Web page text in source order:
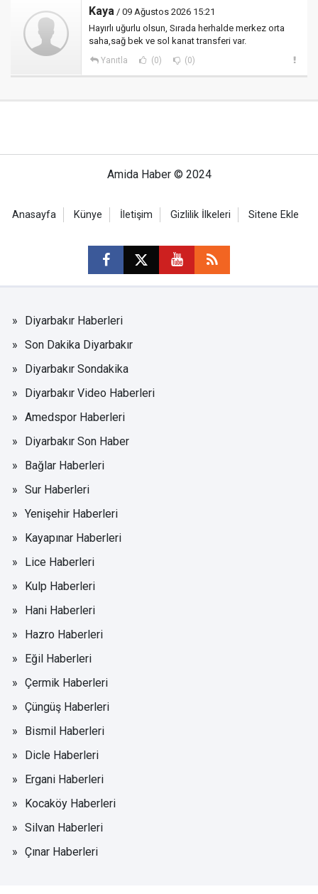
Kaya / 09 Ağustos 2026 15:21
Hayırlı uğurlu olsun, Sırada herhalde merkez orta
saha,sağ bek ve sol kanat transferi var.
Yanıtla (0) (0)
Amida Haber © 2024
Anasayfa Künye İletişim Gizlilik İlkeleri Sitene Ekle
Diyarbakır Haberleri
Son Dakika Diyarbakır
Diyarbakır Sondakika
Diyarbakır Video Haberleri
Amedspor Haberleri
Diyarbakır Son Haber
Bağlar Haberleri
Sur Haberleri
Yenişehir Haberleri
Kayapınar Haberleri
Lice Haberleri
Kulp Haberleri
Hani Haberleri
Hazro Haberleri
Eğil Haberleri
Çermik Haberleri
Çüngüş Haberleri
Bismil Haberleri
Dicle Haberleri
Ergani Haberleri
Kocaköy Haberleri
Silvan Haberleri
Çınar Haberleri